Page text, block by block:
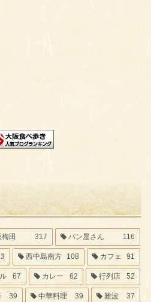
梅田 317 パン屋さん 116
西中島南方 108 カフェ 91
67 カレー 62 行列店 52
39 中華料理 39 難波 37